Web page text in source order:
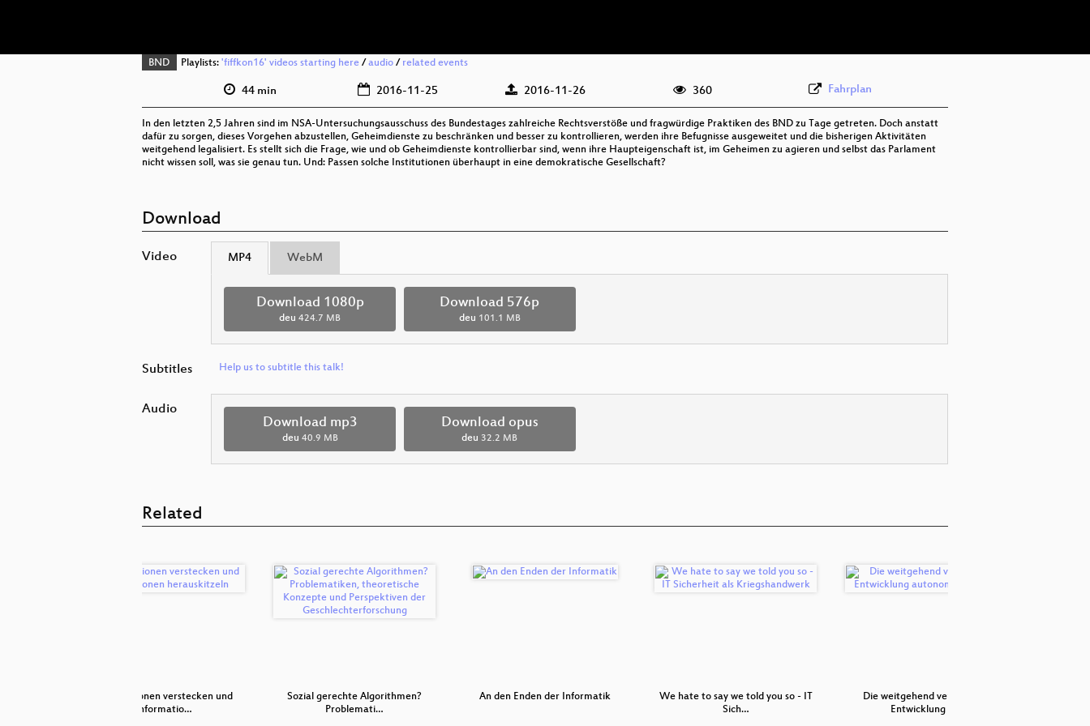
BND Playlists: 'fiffkon16' videos starting here/ audio/ related events
44 min 2016-11-25 2016-11-26 360 Fahrplan
In den letzten 2,5 Jahren sind im NSA-Untersuchungsausschuss des Bundestages zahlreiche Rechtsverstöße und fragwürdige Praktiken des BND zu Tage getreten. Doch anstatt
dafür zu sorgen, dieses Vorgehen abzustellen, Geheimdienste zu beschränken und besser zu kontrollieren, werden ihre Befugnisse ausgeweitet und die bisherigen Aktivitäten
weitgehend legalisiert. Es stellt sich die Frage, wie und ob Geheimdienste kontrollierbar sind, wenn ihre Haupteigenschaft ist, im Geheimen zu agieren und selbst das Parlament
nicht wissen soll, was sie genau tun. Und: Passen solche Institutionen überhaupt in eine demokratische Gesellschaft?
Download
Video MP4 WebM
Download 1080p
deu 424.7 MB
Download 576p
deu 101.1 MB
Subtitles Help us to subtitle this talk!
Audio
Download mp3
deu 40.9 MB
Download opus
deu 32.2 MB
Related
Informationen verstecken und
Informatio…
Sozial gerechte Algorithmen?
Problemati…
An den Enden der Informatik
We hate to say we told you so - IT
Sich…
Die weitgehend verborgene
Entwicklung a…